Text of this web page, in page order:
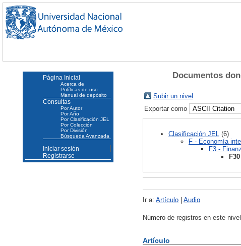
Documentos
Subir un nivel
Exportar como
Clasificación JEL
(6)
F - Economía
F3 -
Ir a: Artículo | Audio
Número de registros en este
Artículo
Página Inicial
Acerca de
Políticas de uso
Manual de depósito
Consultas
Por Autor
Por Año
Por Clasificación JEL
Por Colección
Por División
Búsqueda Avanzada
Iniciar sesión
Registrarse